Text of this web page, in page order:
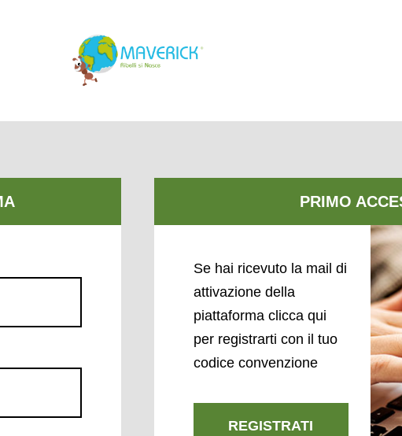
Se hai ricevuto la mail di
attivazione della
piattaforma clicca qui
per registrarti con il tuo
codice convenzione
REGISTRATI